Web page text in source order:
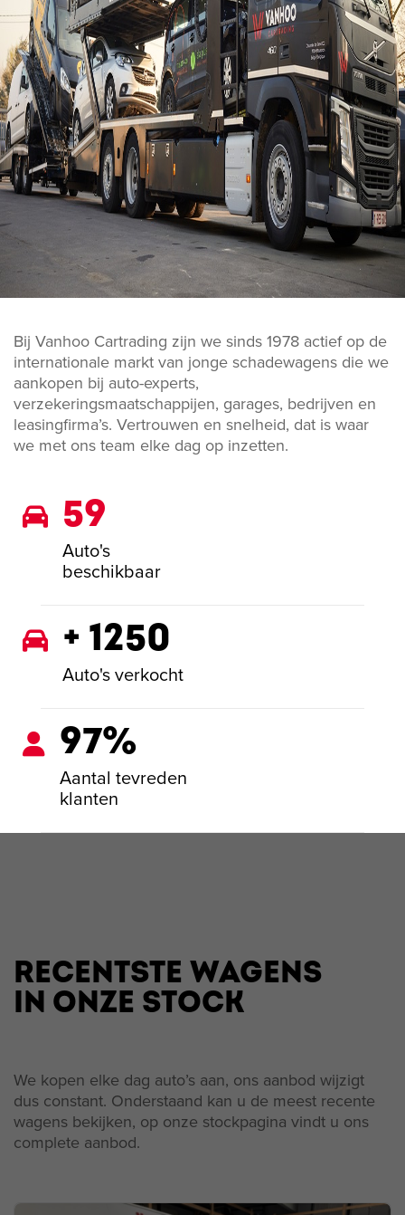
Bij Vanhoo Cartrading zijn we sinds 1978 actief op de
internationale markt van jonge schadewagens die we
aankopen bij auto-experts,
verzekeringsmaatschappijen, garages, bedrijven en
leasingfirma’s. Vertrouwen en snelheid, dat is waar
we met ons team elke dag op inzetten.
59
Auto's
beschikbaar
+ 1250
Auto's verkocht
97%
Aantal tevreden
klanten
RECENTSTE WAGENS
IN ONZE STOCK
We kopen elke dag auto’s aan, ons aanbod wijzigt
dus constant. Onderstaand kan u de meest recente
wagens bekijken, op onze stockpagina vindt u ons
complete aanbod.